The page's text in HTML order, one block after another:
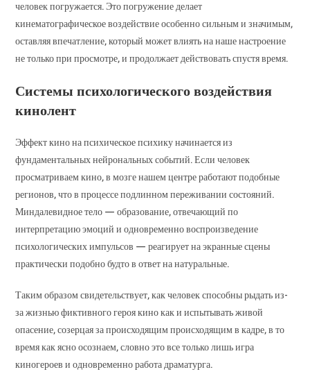
человек погружается. Это погружение делает
кинематографическое воздействие особенно сильным и значимым,
оставляя впечатление, который может влиять на наше настроение
не только при просмотре, и продолжает действовать спустя время.
Системы психологического воздействия
кинолент
Эффект кино на психическое психику начинается из
фундаментальных нейрональных событий. Если человек
просматриваем кино, в мозге нашем центре работают подобные
регионов, что в процессе подлинном переживании состояний.
Миндалевидное тело — образование, отвечающий по
интерпретацию эмоций и одновременно воспроизведение
психологических импульсов — реагирует на экранные сцены
практически подобно будто в ответ на натуральные.
Таким образом свидетельствует, как человек способны рыдать из-
за жизнью фиктивного героя кино как и испытывать живой
опасение, созерцая за происходящим происходящим в кадре, в то
время как ясно осознаем, словно это все только лишь игра
киногероев и одновременно работа драматурга.